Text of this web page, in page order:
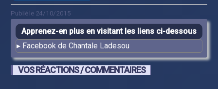
Publié le 24/10/2015
Apprenez-en plus en visitant les liens ci-dessous
Facebook de Chantale Ladesou
VOS RÉACTIONS / COMMENTAIRES